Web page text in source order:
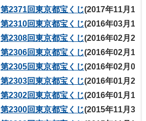
第2371回東京都宝くじ(2017年11月16
第2310回東京都宝くじ(2016年03月10
第2308回東京都宝くじ(2016年02月25
第2306回東京都宝くじ(2016年02月18
第2305回東京都宝くじ(2016年02月04
第2303回東京都宝くじ(2016年01月28
第2302回東京都宝くじ(2016年01月14
第2300回東京都宝くじ(2015年11月30